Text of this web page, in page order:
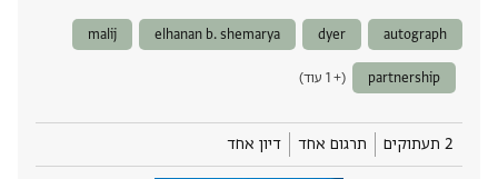
autograph
dyer
elhanan b. shemarya
malij
partnership (+ 1 עוד)
2 תעתוקים תרגום אחד דיון אחד